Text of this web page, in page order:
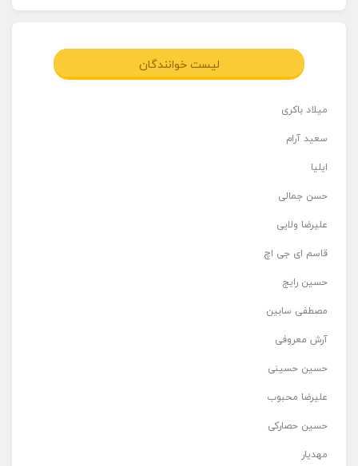
لیست خوانندگان
میلاد باکری
سعید آرام
ایلیا
حسن جمالی
علیرضا ولایی
قاسم ای جی اچ
حسین رایج
مصطفی سابین
آرش معروفی
حسین حسینی
علیرضا محبوب
حسین حصارکی
مهدیار